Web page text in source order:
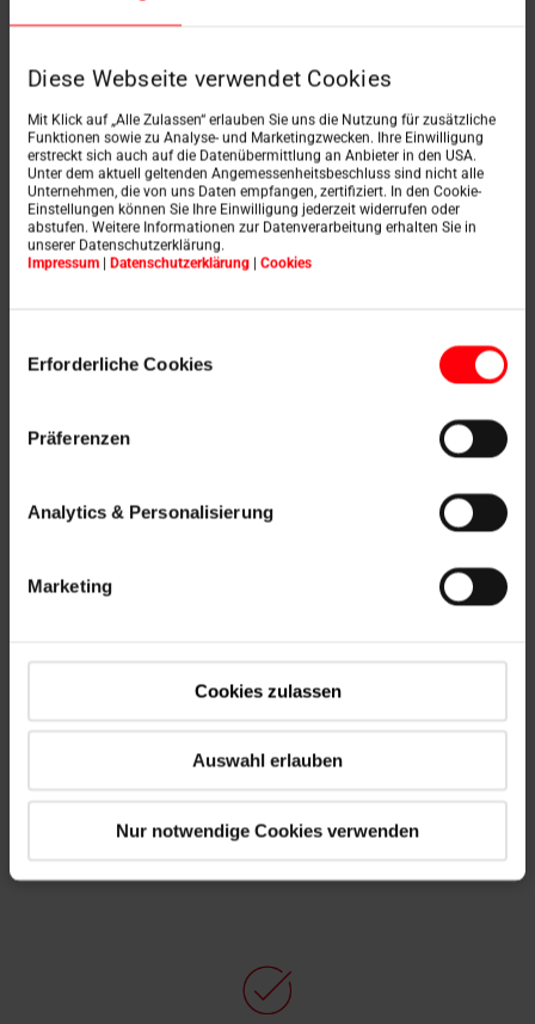
Diese Webseite verwendet Cookies
Mit Klick auf „Alle Zulassen“ erlauben Sie uns die Nutzung für zusätzliche
Funktionen sowie zu Analyse- und Marketingzwecken. Ihre Einwilligung
erstreckt sich auch auf die Datenübermittlung an Anbieter in den USA.
Unter dem aktuell geltenden Angemessenheitsbeschluss sind nicht alle
Unternehmen, die von uns Daten empfangen, zertifiziert. In den Cookie-
Einstellungen können Sie Ihre Einwilligung jederzeit widerrufen oder
abstufen. Weitere Informationen zur Datenverarbeitung erhalten Sie in
unserer Datenschutzerklärung.
Impressum | Datenschutzerklärung | Cookies
Erforderliche Cookies
Präferenzen
Analytics & Personalisierung
Marketing
Cookies zulassen
Auswahl erlauben
Nur notwendige Cookies verwenden
Bezpečnostný výjazd Designo R8
Prehľad výhod produktu
únikovú cestu a umožňuje bezpečný únik na strechu v
prípade núdzovej situácie.
Predmontážne práce
presnú a bezpečnú montáž na stavbe.